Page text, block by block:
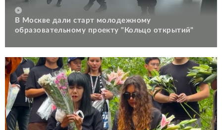
В Москве дали старт молодежному
образовательному проекту "Кольцо открытий"